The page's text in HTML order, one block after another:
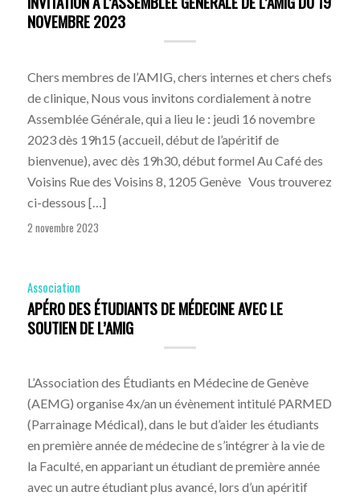
NOVEMBRE 2023
Chers membres de l’AMIG, chers internes et chers chefs
de clinique, Nous vous invitons cordialement à notre
Assemblée Générale, qui a lieu le : jeudi 16 novembre
2023 dès 19h15 (accueil, début de l’apéritif de
bienvenue), avec dès 19h30, début formel Au Café des
Voisins Rue des Voisins 8, 1205 Genève Vous trouverez
ci-dessous […]
2 novembre 2023
Association
APÉRO DES ÉTUDIANTS DE MÉDECINE AVEC LE
SOUTIEN DE L’AMIG
L’Association des Étudiants en Médecine de Genève
(AEMG) organise 4x/an un évènement intitulé PARMED
(Parrainage Médical), dans le but d’aider les étudiants
en première année de médecine de s’intégrer à la vie de
la Faculté, en appariant un étudiant de première année
avec un autre étudiant plus avancé, lors d’un apéritif